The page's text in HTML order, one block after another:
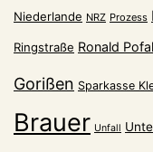
Niederlande NRZ Prozess
Ringstraße Ronald
Gorißen Sparkasse
Brauer Unfall